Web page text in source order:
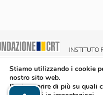
INSTITUTO
Stiamo utilizzando i cookie
nostro sito web.
Puoi scoprire di più su quali